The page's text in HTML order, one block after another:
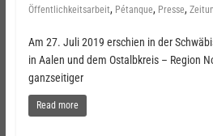
Öffentlichkeitsarbeit, Pétanque, Presse,
Am 27. Juli 2019 erschien in der
in Aalen und dem Ostalbkreis – Region
ganzseitiger
Read more